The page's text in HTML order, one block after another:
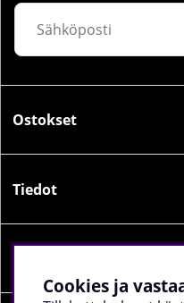
Ostokset
Tiedot
Cookies ja